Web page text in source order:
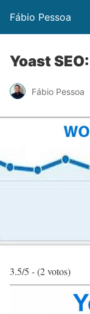
Fábio Pessoa
Yoast
Fábio Pessoa
3.5/5 - (2 votos)